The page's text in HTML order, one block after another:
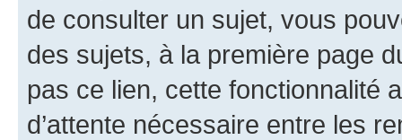
de consulter un sujet, vous
des sujets, à la première page
pas ce lien, cette fonctionnalité
d’attente nécessaire entre les